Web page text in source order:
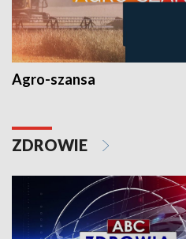
Agro-szansa
ZDROWIE